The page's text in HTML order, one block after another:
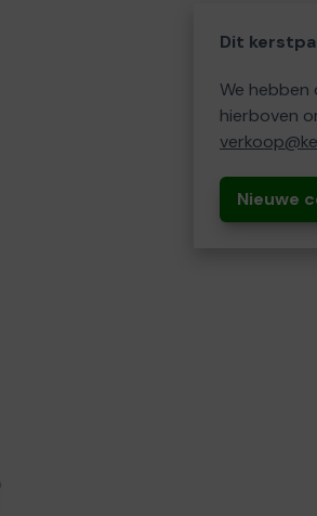
Dit
We hebben
hierboven
Nieuwe